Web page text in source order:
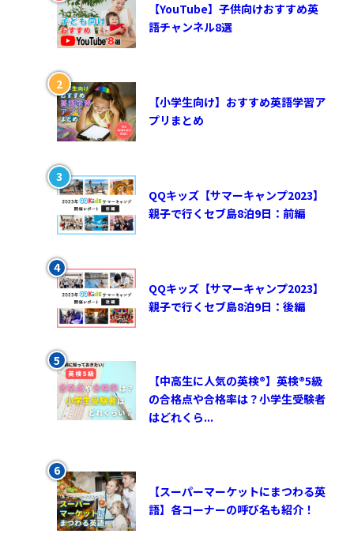
【YouTube】子供向けおすすめ英
語チャンネル8選
【小学生向け】おすすめ英語学習ア
プリまとめ
QQキッズ【サマーキャンプ2023】
親子で行くセブ島8泊9日：前編
QQキッズ【サマーキャンプ2023】
親子で行くセブ島8泊9日：後編
【中高生に人気の英検®︎】英検®︎5級
の合格点や合格率は？小学生受験者
はどれくら...
【スーパーマーケットにまつわる英
語】各コーナーの呼び名も紹介！